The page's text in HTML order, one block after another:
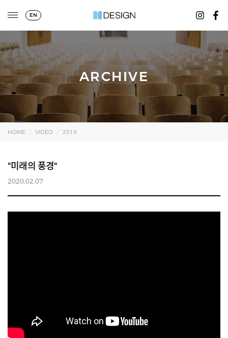
EN
ARCHIVE
HOME VIDEO 2019
"미래의 풍경"
2020.02.07